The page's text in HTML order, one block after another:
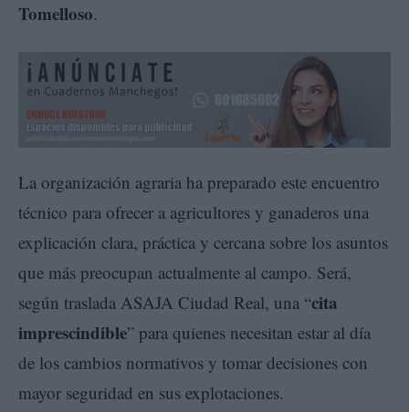
Tomelloso.
La organización agraria ha preparado este encuentro
técnico para ofrecer a agricultores y ganaderos una
explicación clara, práctica y cercana sobre los asuntos
que más preocupan actualmente al campo. Será,
según traslada ASAJA Ciudad Real, una “cita
imprescindible” para quienes necesitan estar al día
de los cambios normativos y tomar decisiones con
mayor seguridad en sus explotaciones.